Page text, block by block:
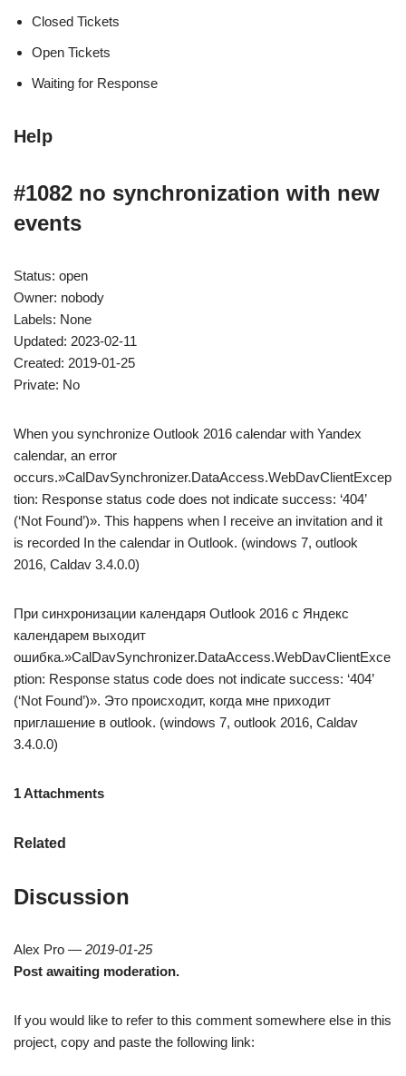
Closed Tickets
Open Tickets
Waiting for Response
Help
#1082 no synchronization with new
events
Status: open
Owner: nobody
Labels: None
Updated: 2023-02-11
Created: 2019-01-25
Private: No
When you synchronize Outlook 2016 calendar with Yandex
calendar, an error
occurs.»CalDavSynchronizer.DataAccess.WebDavClientExcep
tion: Response status code does not indicate success: ‘404’
(‘Not Found’)». This happens when I receive an invitation and it
is recorded In the calendar in Outlook. (windows 7, outlook
2016, Caldav 3.4.0.0)
При синхронизации календаря Outlook 2016 с Яндекс
календарем выходит
ошибка.»CalDavSynchronizer.DataAccess.WebDavClientExce
ption: Response status code does not indicate success: ‘404’
(‘Not Found’)». Это происходит, когда мне приходит
приглашение в outlook. (windows 7, outlook 2016, Caldav
3.4.0.0)
1 Attachments
Related
Discussion
Alex Pro — 2019-01-25
Post awaiting moderation.
If you would like to refer to this comment somewhere else in this
project, copy and paste the following link: